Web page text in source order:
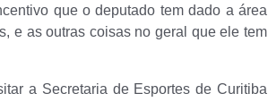
que o deputado tem dado a área
e as outras coisas no geral que ele tem
a Secretaria de Esportes de Curitiba